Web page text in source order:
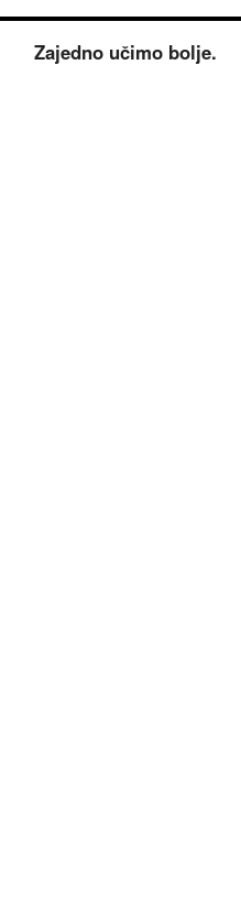
Zajedno učimo bolje.